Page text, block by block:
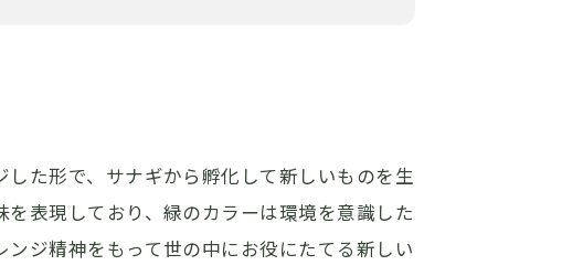
た形で、サナギから孵化して新しいものを生
表現しており、緑のカラーは環境を意識した
ジ精神をもって世の中にお役にたてる新しい